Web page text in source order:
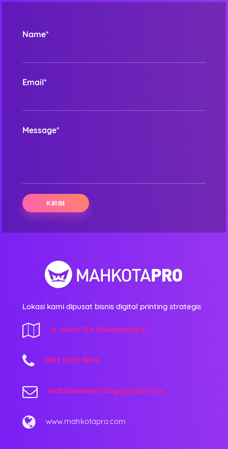
Name*
Email*
Message*
Lokasi kami dipusat bisnis digital printing strategis
Jl. Waru 17A Rawamangun
0813 8225 0692
mahkotadvertising@gmail.com
www.mahkotapro.com